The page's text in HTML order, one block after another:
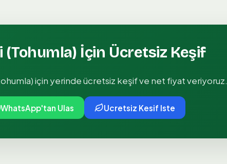
(Tohumla) İçin Ücretsiz Keşif
için yerinde ücretsiz keşif ve net fiyat veriyoruz.
WhatsApp'tan Ulas Ucretsiz Kesif Iste